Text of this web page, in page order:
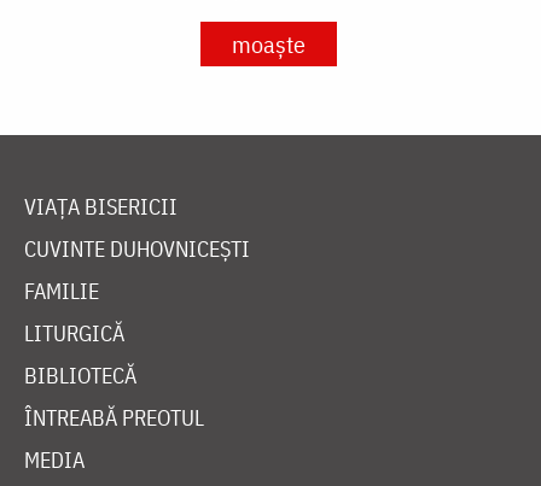
moaște
VIAȚA BISERICII
CUVINTE DUHOVNICEȘTI
FAMILIE
LITURGICĂ
BIBLIOTECĂ
ÎNTREABĂ PREOTUL
MEDIA